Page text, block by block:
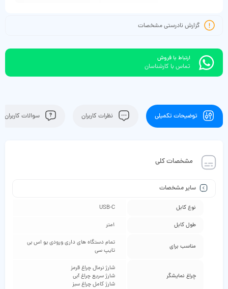
گزارش نادرستی مشخصات
ارتباط با فروش
تماس با کارشناسان
توضیحات تکمیلی نظرات کاربران سوالات کاربران
مشخصات کلی
سایر مشخصات
نوع کابل USB-C
طول کابل 1متر
مناسب برای
تمام دستگاه های داری ورودی یو اس بی
تایپ سی
چراغ نمایشگر
شارژ نرمال چراغ قرمز
شارژ سریع چراغ آبی
شارژ کامل چراغ سبز